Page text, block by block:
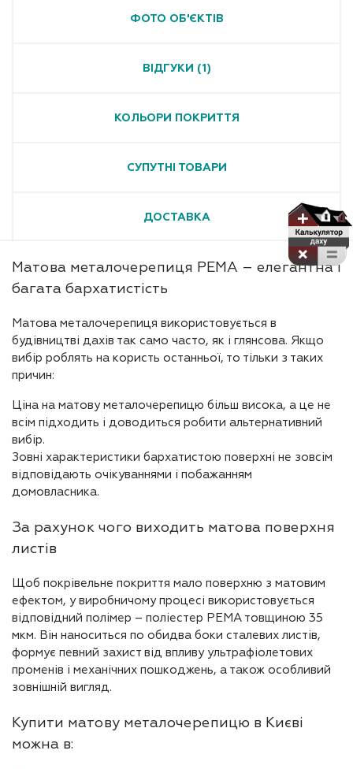
ФОТО ОБ'ЄКТІВ
ВІДГУКИ (1)
КОЛЬОРИ ПОКРИТТЯ
СУПУТНІ ТОВАРИ
ДОСТАВКА
Матова металочерепиця РЕМА – елегантна і
багата бархатистість
Матова металочерепиця використовується в
будівництві дахів так само часто, як і глянсова. Якщо
вибір роблять на користь останньої, то тільки з таких
причин:
Ціна на матову металочерепицю більш висока, а це не
всім підходить і доводиться робити альтернативний
вибір.
Зовні характеристики бархатистою поверхні не зовсім
відповідають очікуваннями і побажанням
домовласника.
За рахунок чого виходить матова поверхня
листів
Щоб покрівельне покриття мало поверхню з матовим
ефектом, у виробничому процесі використовується
відповідний полімер – поліестер РЕМА товщиною 35
мкм. Він наноситься по обидва боки сталевих листів,
формує певний захист від впливу ультрафіолетових
променів і механічних пошкоджень, а також особливий
зовнішній вигляд.
Купити матову металочерепицю в Києві
можна в: